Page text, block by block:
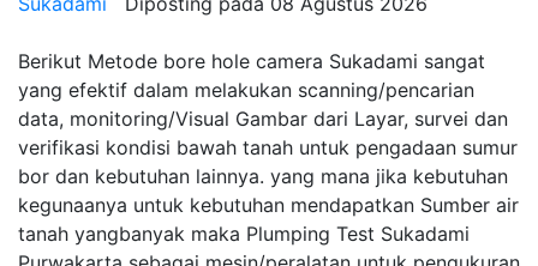
Berikut Metode bore hole camera Sukadami sangat
yang efektif dalam melakukan scanning/pencarian
data, monitoring/Visual Gambar dari Layar, survei dan
verifikasi kondisi bawah tanah untuk pengadaan sumur
bor dan kebutuhan lainnya. yang mana jika kebutuhan
kegunaanya untuk kebutuhan mendapatkan Sumber air
tanah yangbanyak maka Plumping Test Sukadami